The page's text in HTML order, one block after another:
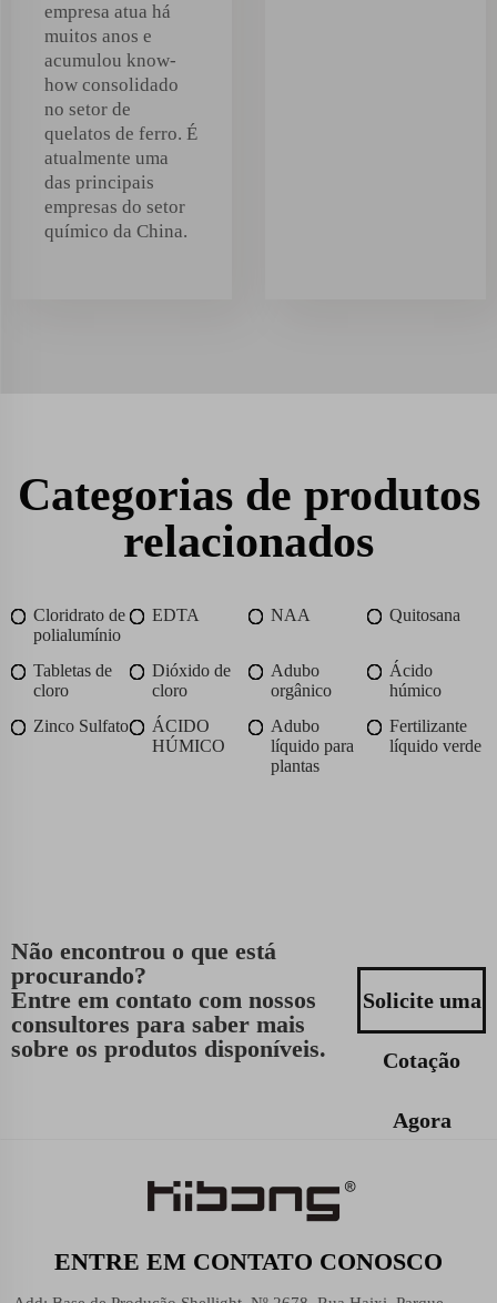
empresa atua há
muitos anos e
acumulou know-
how consolidado
no setor de
quelatos de ferro. É
atualmente uma
das principais
empresas do setor
químico da China.
Categorias de produtos
relacionados
Cloridrato de
polialumínio
EDTA NAA Quitosana
Tabletas de
cloro
Dióxido de
cloro
Adubo
orgânico
Ácido
húmico
Zinco Sulfato
ÁCIDO
HÚMICO
Adubo
líquido para
plantas
Fertilizante
líquido verde
Não encontrou o que está
procurando?
Entre em contato com nossos
consultores para saber mais
sobre os produtos disponíveis.
Solicite uma
Cotação
Agora
ENTRE EM CONTATO CONOSCO